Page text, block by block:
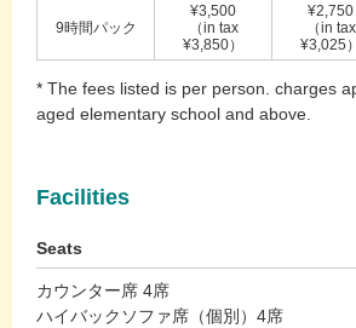
9時間パック
¥3,500
（in tax
¥3,850）
¥2,750
（in tax
¥3,025）
* The fees listed is per person. charges
aged elementary school and above.
Facilities
Seats
カウンター席 4席
ハイバックソファ席（個別）4席